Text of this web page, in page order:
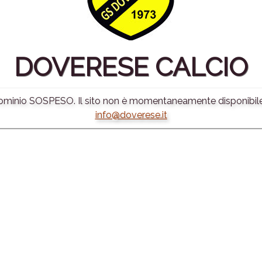
DOVERESE CALCIO
SOSPESO. Il sito non è momentaneamente
info@doverese.it